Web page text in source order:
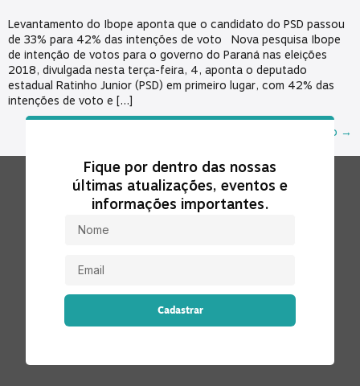
Levantamento do Ibope aponta que o candidato do PSD passou
de 33% para 42% das intenções de voto Nova pesquisa Ibope
de intenção de votos para o governo do Paraná nas eleições
2018, divulgada nesta terça-feira, 4, aponta o deputado
estadual Ratinho Junior (PSD) em primeiro lugar, com 42% das
intenções de voto e […]
Próximo →
Fique por dentro das nossas
últimas atualizações, eventos e
informações importantes.
Cadastrar